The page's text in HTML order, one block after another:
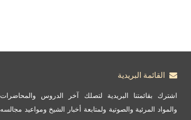
القائمة البريدية
اشترك بقائمتنا البريدية لتصلك آخر الدروس والمحاضرات
والمواد المرئية والصوتية ولمتابعة أخبار الشيخ ومواعيد مجالسه